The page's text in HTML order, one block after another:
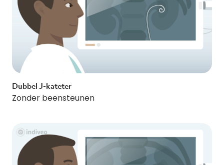
Dubbel J-kateter
Zonder beensteunen